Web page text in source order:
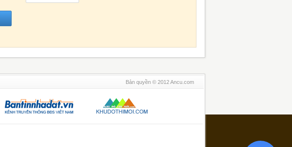
Bản quyền © 2012 Ancu.com